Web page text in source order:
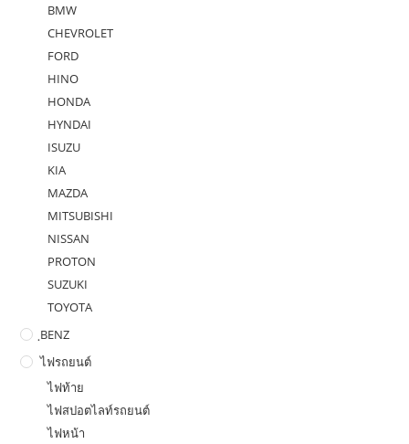
BMW
CHEVROLET
FORD
HINO
HONDA
HYNDAI
ISUZU
KIA
MAZDA
MITSUBISHI
NISSAN
PROTON
SUZUKI
TOYOTA
ฺBENZ
ไฟรถยนต์
ไฟท้าย
ไฟสปอตไลท์รถยนต์
ไฟหน้า